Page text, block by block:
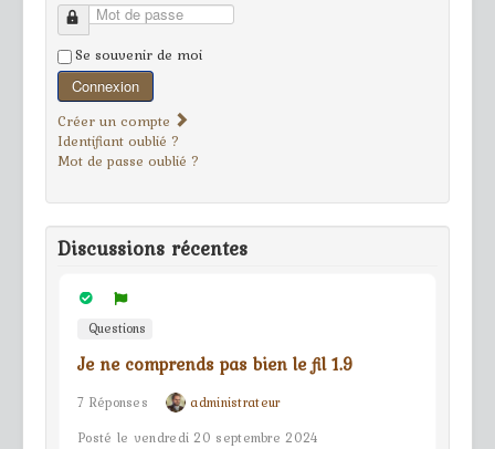
Mot de passe
Se souvenir de moi
Connexion
Créer un compte
Identifiant oublié ?
Mot de passe oublié ?
Discussions récentes
Questions
Je ne comprends pas bien le fil 1.9
7 Réponses
administrateur
Posté le vendredi 20 septembre 2024